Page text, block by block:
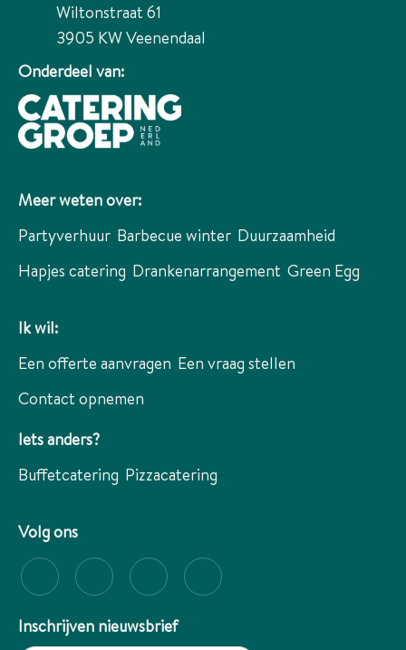
Wiltonstraat 61
3905 KWVeenendaal
Onderdeel van:
Meer weten over:
Partyverhuur Barbecue winter Duurzaamheid
Hapjes catering Drankenarrangement Green Egg
Ik wil:
Een offerte aanvragen Een vraag stellen
Contact opnemen
Iets anders?
Buffetcatering Pizzacatering
Volg ons
Inschrijven nieuwsbrief